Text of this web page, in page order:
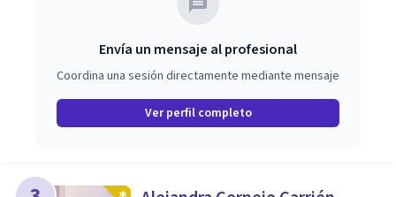
Envía un mensaje al profesional
Coordina una sesión directamente mediante mensaje
Ver perfil completo